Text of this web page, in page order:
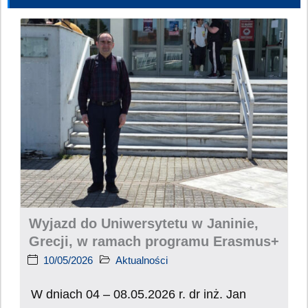
Wyjazd do Uniwersytetu w Janinie,
Grecji, w ramach programu Erasmus+
10/05/2026 Aktualności
W dniach 04 – 08.05.2026 r. dr inż. Jan